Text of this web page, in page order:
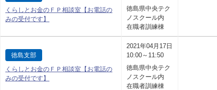
くらしとお金のＦＰ相談室【お電話の
みの受付です】
徳島県中央テク
ノスクール内
在職者訓練棟
徳島支部
くらしとお金のＦＰ相談室【お電話の
みの受付です】
2021年04月17日
10:00～11:50
徳島県中央テク
ノスクール内
在職者訓練棟